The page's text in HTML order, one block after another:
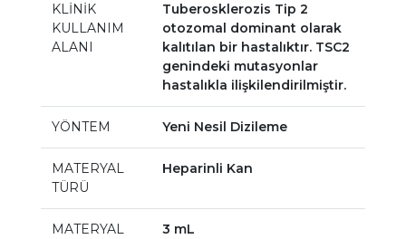
KLİNİK
KULLANIM
ALANI
Tuberosklerozis Tip 2
otozomal dominant olarak
kalıtılan bir hastalıktır. TSC2
genindeki mutasyonlar
hastalıkla ilişkilendirilmiştir.
YÖNTEM Yeni Nesil Dizileme
MATERYAL
TÜRÜ
Heparinli Kan
MATERYAL
3 mL